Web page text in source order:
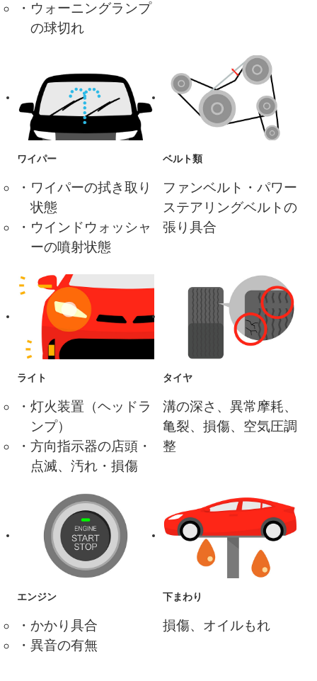
ウォーニングランプ
の球切れ
ワイパー
ワイパーの拭き取り
状態
ウインドウォッシャ
ーの噴射状態
ベルト類
ファンベルト・パワー
ステアリングベルトの
張り具合
ライト
灯火装置（ヘッドラ
ンプ）
方向指示器の店頭・
点滅、汚れ・損傷
タイヤ
溝の深さ、異常摩耗、
亀裂、損傷、空気圧調
整
エンジン
かかり具合
異音の有無
下まわり
損傷、オイルもれ